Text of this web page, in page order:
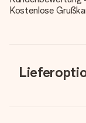
Kostenlose